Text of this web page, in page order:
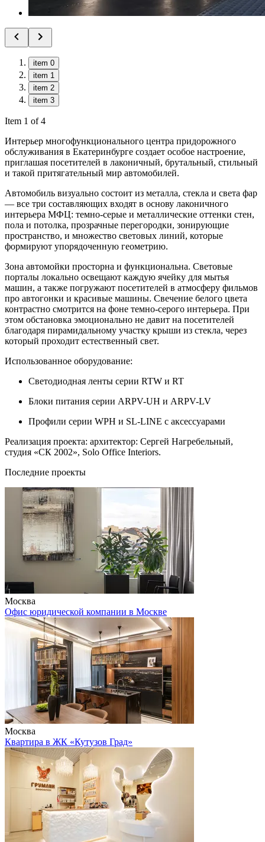
item 0
item 1
item 2
item 3
Item 1 of 4
Интерьер многофункционального центра придорожного
обслуживания в Екатеринбурге создает особое настроение,
приглашая посетителей в лаконичный, брутальный, стильный
и такой притягательный мир автомобилей.
Автомобиль визуально состоит из металла, стекла и света фар
— все три составляющих входят в основу лаконичного
интерьера МФЦ: темно-серые и металлические оттенки стен,
пола и потолка, прозрачные перегородки, зонирующие
пространство, и множество световых линий, которые
формируют упорядоченную геометрию.
Зона автомойки просторна и функциональна. Световые
порталы локально освещают каждую ячейку для мытья
машин, а также погружают посетителей в атмосферу фильмов
про автогонки и красивые машины. Свечение белого цвета
контрастно смотрится на фоне темно-серого интерьера. При
этом обстановка эмоционально не давит на посетителей
благодаря пирамидальному участку крыши из стекла, через
который проходит естественный свет.
Использованное оборудование:
Светодиодная ленты серии RTW и RT
Блоки питания серии ARPV-UH и ARPV-LV
Профили серии WPH и SL-LINE с аксессуарами
Реализация проекта: архитектор: Сергей Нагребельный,
студия «СК 2002», Solo Office Interiors.
Последние проекты
Москва
Офис юридической компании в Москве
Москва
Квартира в ЖК «Кутузов Град»